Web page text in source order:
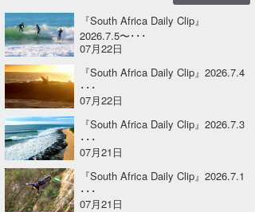
『South Africa Daily Clip』
2026.7.5〜･･･
07月22日
『South Africa Daily Clip』2026.7.4
･･･
07月22日
『South Africa Daily Clip』2026.7.3
･･･
07月21日
『South Africa Daily Clip』2026.7.1
･･･
07月21日
DELTA FORCE SURF
CBA Films
熊谷素子
進士剛光
田原啓江
植村未来
NOBUFUKU
大野”MAR”修聖
喜納海人
Aichan
chan-U
ECE
G◎Da
H
KID